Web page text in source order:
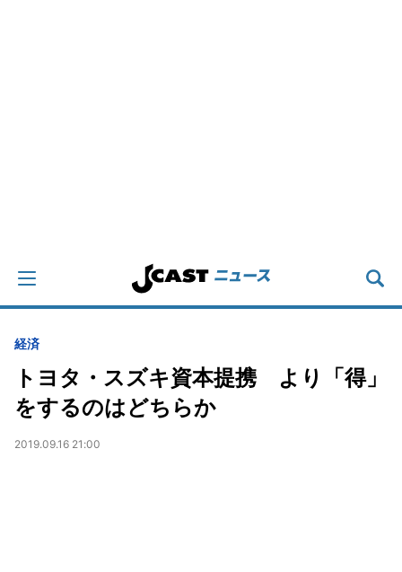
経済
トヨタ・スズキ資本提携 より「得」
をするのはどちらか
2019.09.16 21:00